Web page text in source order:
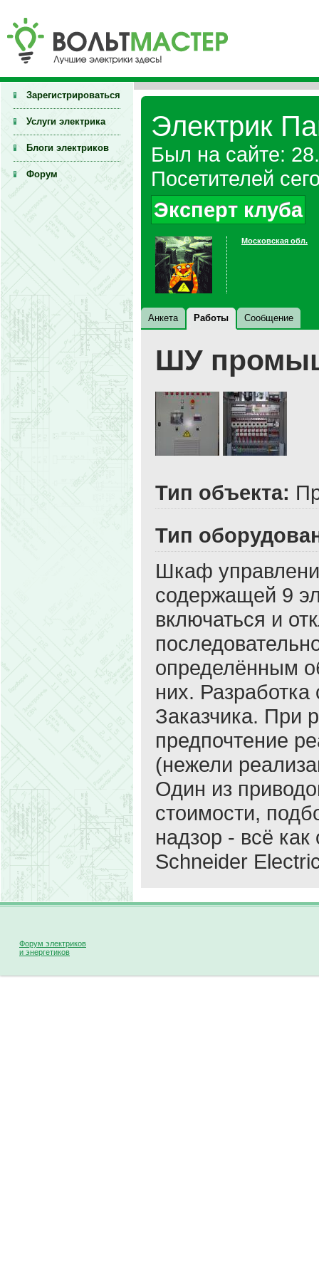
Зарегистрироваться
Услуги электрика
Блоги электриков
Форум
Электрик
Был на сайте:
Посетителей
Эксперт клуба
Московская обл.
Анкета Работы Сообщение
ШУ
Тип объекта:
Тип
Шкаф
содержащей 9
включаться и
определённым
них.
Заказчика. При
предпочтение
(нежели
Один из
стоимости,
надзор - всё
Schneider
Форум электриков
и энергетиков